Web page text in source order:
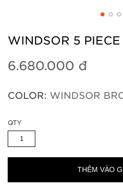
WINDSOR 5
6.680.000 đ
COLOR: WINDSOR
QTY
THÊM VÀO